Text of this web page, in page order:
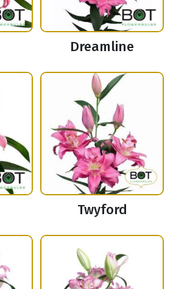
Dreamline
Twyford